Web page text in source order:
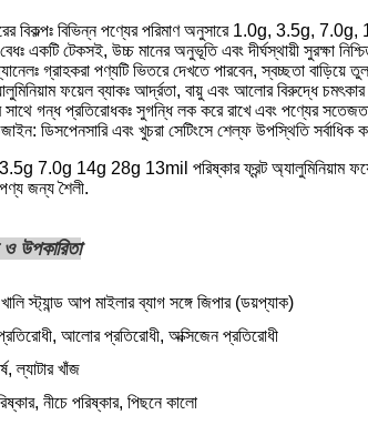
বিকল্পঃ বিভিন্ন পণ্যের পরিমাণ অনুসারে 1.0g, 3.5g,
একটি টেকসই, উচ্চ মানের অনুভূতি এবং দীর্ঘস্থায়ী সুরক্ষা
গ্রাহকরা পণ্যটি ভিতরে দেখতে পারবেন, স্বচ্ছতা বাড়িয়ে
ফয়েল ব্যাকঃ আর্দ্রতা, বায়ু এবং আলোর বিরুদ্ধে
গন্ধ প্রতিরোধকঃ সুগন্ধি লক করে রাখে এবং পণ্যের
ডিসপেনসারি এবং খুচরা সেটিংসে শেল্ফ উপস্থিতি সর্বাধিক
7.0g 14g 28g 13mil পরিষ্কার ফ্রন্ট অ্যালুমিনিয়াম
জন্য শৈলী.
ও উপকারিতা
স্ট্যান্ড আপ মাইলার ব্যাগ সঙ্গে জিপার (ডয়প্যাক)
আলোর প্রতিরোধী, অক্সিজেন প্রতিরোধী
ল্যাটার খাঁজ
নীচে পরিষ্কার, পিছনে কালো